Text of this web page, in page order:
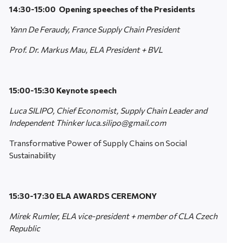
14:30-15:00 Opening speeches of the Presidents
Yann De Feraudy, France Supply Chain President
Prof. Dr. Markus Mau, ELA President + BVL
15:00-15:30 Keynote speech
Luca SILIPO, Chief Economist, Supply Chain Leader and
Independent Thinker luca.silipo@gmail.com
Transformative Power of Supply Chains on Social
Sustainability
15:30-17:30 ELA AWARDS CEREMONY
Mirek Rumler, ELA vice-president + member ofCLA Czech
Republic